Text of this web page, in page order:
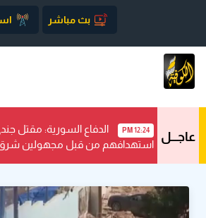
بث مباشر
عاجـــل 12:24 PM
استهدافهم من قبل مجهولين شرق